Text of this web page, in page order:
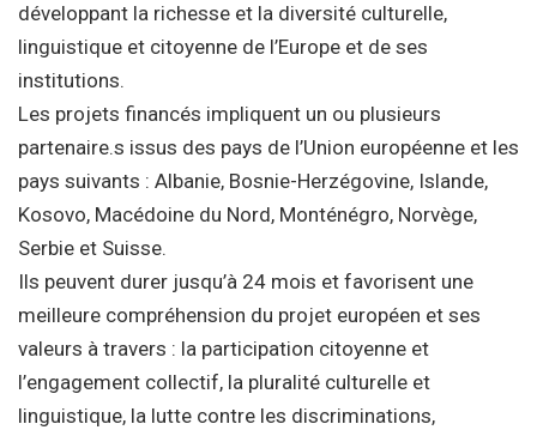
développant la richesse et la diversité culturelle,
linguistique et citoyenne de l’Europe et de ses
institutions.
Les projets financés impliquent un ou plusieurs
partenaire.s issus des pays de l’Union européenne et les
pays suivants : Albanie, Bosnie-Herzégovine, Islande,
Kosovo, Macédoine du Nord, Monténégro, Norvège,
Serbie et Suisse.
Ils peuvent durer jusqu’à 24 mois et favorisent une
meilleure compréhension du projet européen et ses
valeurs à travers : la participation citoyenne et
l’engagement collectif, la pluralité culturelle et
linguistique, la lutte contre les discriminations,